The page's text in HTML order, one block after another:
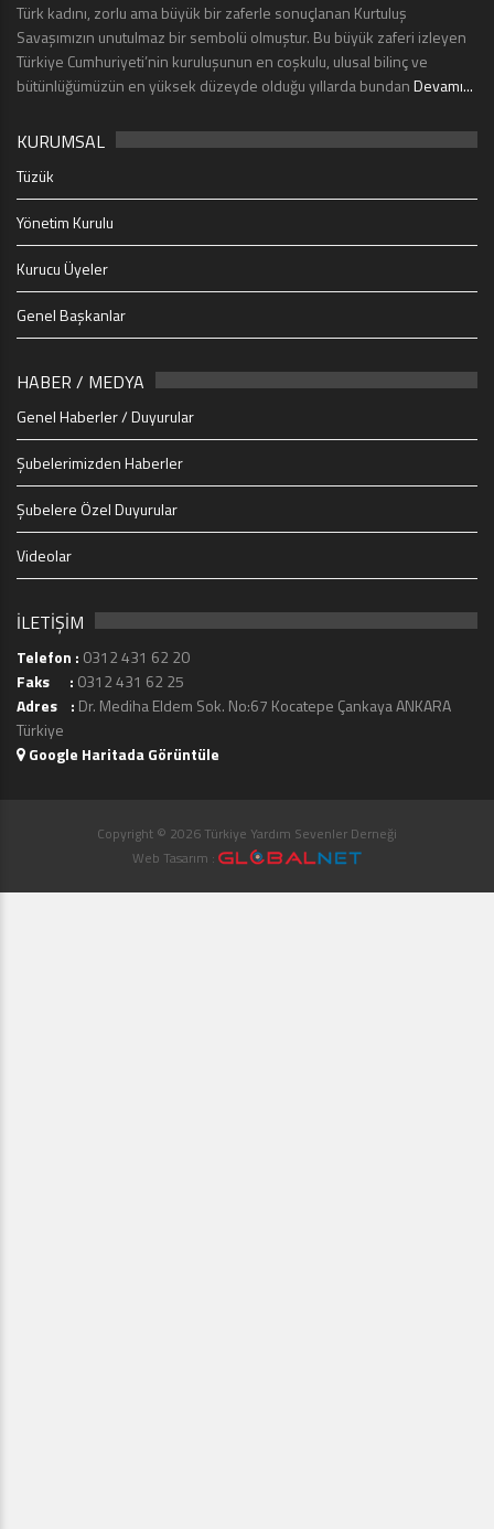
Türk kadını, zorlu ama büyük bir zaferle sonuçlanan Kurtuluş
Savaşımızın unutulmaz bir sembolü olmuştur. Bu büyük zaferi izleyen
Türkiye Cumhuriyeti’nin kuruluşunun en coşkulu, ulusal bilinç ve
bütünlüğümüzün en yüksek düzeyde olduğu yıllarda bundanDevamı...
KURUMSAL
Tüzük
Yönetim Kurulu
Kurucu Üyeler
Genel Başkanlar
HABER / MEDYA
Genel Haberler / Duyurular
Şubelerimizden Haberler
Şubelere Özel Duyurular
Videolar
İLETİŞİM
Telefon : 0312 431 62 20
Faks : 0312 431 62 25
Adres : Dr. Mediha Eldem Sok. No:67 Kocatepe Çankaya ANKARA
Türkiye
Google Haritada Görüntüle
Copyright © 2026 Türkiye Yardım Sevenler Derneği
Web Tasarım :